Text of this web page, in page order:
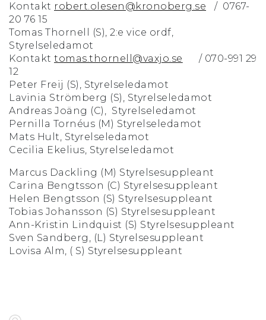
Kontakt robert.olesen@kronoberg.se / 0767-
20 76 15
Tomas Thornell (S), 2:e vice ordf,
Styrelseledamot
Kontakt tomas.thornell@vaxjo.se / 070-991 29
12
Peter Freij (S), Styrelseledamot
Lavinia Strömberg (S), Styrelseledamot
Andreas Joäng (C), Styrelseledamot
Pernilla Tornéus (M) Styrelseledamot
Mats Hult, Styrelseledamot
Cecilia Ekelius, Styrelseledamot
Marcus Dackling (M) Styrelsesuppleant
Carina Bengtsson (C) Styrelsesuppleant
Helen Bengtsson (S) Styrelsesuppleant
Tobias Johansson (S) Styrelsesuppleant
Ann-Kristin Lindquist (S) Styrelsesuppleant
Sven Sandberg, (L) Styrelsesuppleant
Lovisa Alm, ( S) Styrelsesuppleant